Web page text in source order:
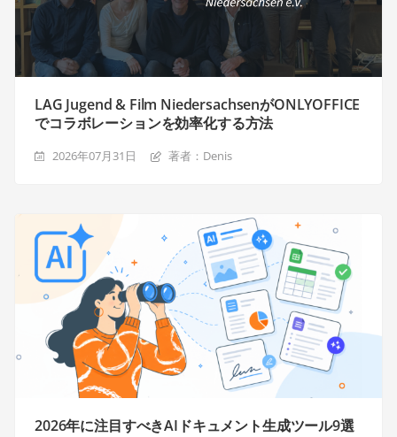
LAG Jugend & Film NiedersachsenがONLYOFFICE
でコラボレーションを効率化する方法
2026年07月31日 著者：Denis
2026年に注目すべきAIドキュメント生成ツール9選